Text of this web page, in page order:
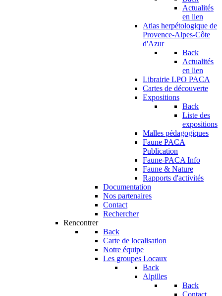
Actualités
en lien
Atlas herpétologique de
Provence-Alpes-Côte
d'Azur
Back
Actualités
en lien
Librairie LPO PACA
Cartes de découverte
Expositions
Back
Liste des
expositions
Malles pédagogiques
Faune PACA
Publication
Faune-PACA Info
Faune & Nature
Rapports d'activités
Documentation
Nos partenaires
Contact
Rechercher
Rencontrer
Back
Carte de localisation
Notre équipe
Les groupes Locaux
Back
Alpilles
Back
Contact